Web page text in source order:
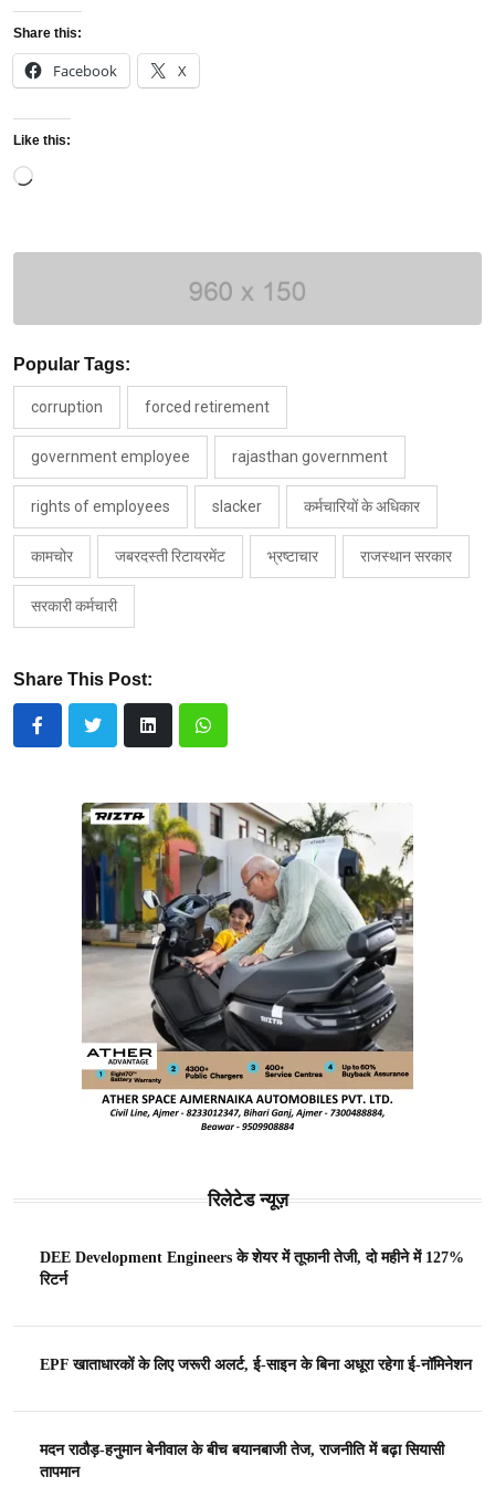
Share this:
Facebook X
Like this:
Loading…
Popular Tags:
corruption forced retirement
government employee rajasthan government
rights of employees slacker कर्मचारियों के अधिकार
कामचोर जबरदस्ती रिटायरमेंट भ्रष्टाचार राजस्थान सरकार
सरकारी कर्मचारी
Share This Post:
रिलेटेड न्यूज़
DEE Development Engineers के शेयर में तूफानी तेजी, दो महीने में 127%
रिटर्न
EPF खाताधारकों के लिए जरूरी अलर्ट, ई-साइन के बिना अधूरा रहेगा ई-नॉमिनेशन
मदन राठौड़-हनुमान बेनीवाल के बीच बयानबाजी तेज, राजनीति में बढ़ा सियासी
तापमान